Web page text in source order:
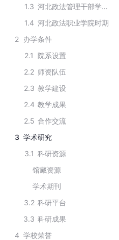
1.3
河北政法管理干部学院时期（1983-2001）
1.4 河北政法职业学院时期
2 办学条件
2.1 院系设置
2.2 师资队伍
2.3 教学建设
2.4 教学成果
2.5 合作交流
3 学术研究
3.1 科研资源
馆藏资源
学术期刊
3.2 科研平台
3.3 科研成果
4 学校荣誉